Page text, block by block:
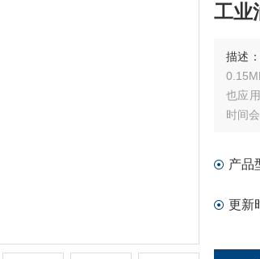
工业
描述：
也应
时间
产品
更新